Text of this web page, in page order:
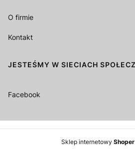
O firmie
Kontakt
JESTEŚMY W SIECIACH
Facebook
Sklep internetowy